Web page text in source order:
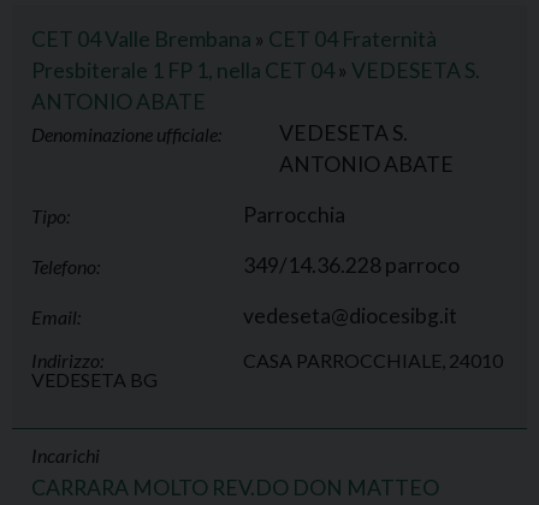
CET 04 Valle Brembana » CET 04 Fraternità
Presbiterale 1 FP 1, nella CET 04» VEDESETA S.
ANTONIO ABATE
Denominazione ufficiale:
VEDESETA S.
ANTONIO ABATE
Tipo: Parrocchia
Telefono: 349/14.36.228 parroco
Email: vedeseta@diocesibg.it
Indirizzo:
CASA PARROCCHIALE, 24010
VEDESETA BG
Incarichi
CARRARA MOLTO REV.DO DON MATTEO